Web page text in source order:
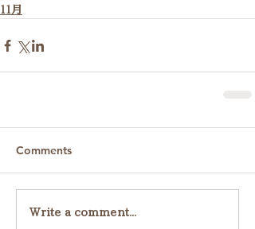
１１月
Comments
Write a comment...